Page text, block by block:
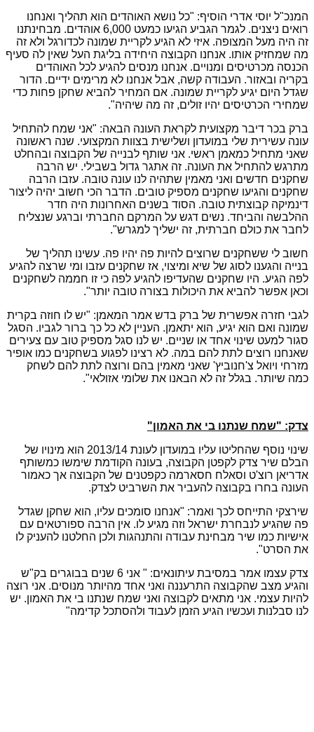
המנכ"ל יוסי אדרי הוסיף: "כל נושא האוהדים הוא תהליך ואנחנו
רואים ניצנים. לגמר הגביע הגיעו כמעט 6,000 אוהדים. מבחינתנו
זה היה מעל המצופה. איזי לא הגיע לקריית שמונה לכדורגל ולא זה
מה שמחזיק אותו. אנחנו הקבוצה היחידה בליגת העל שאין לה סעיף
הכנסה מכרטיסים ומנויים. אנחנו מנסים להגיע לכל האוהדים
בקריה ובאזור. העבודה קשה, אבל אנחנו לא מרימים ידיים. הדור
שגדל היום יגיע לקריית שמונה. אם המחיר להביא שחקן פחות כדי
שמחירי הכרטיסים יהיו זולים, זה מה שיהיה".
ברק בכר דיבר מקצועית לקראת העונה הבאה: "אני שמח להתחיל
עונה עשירית שלי במועדון ושלישית בצוות המקצועי. שנה ראשונה
שאני מתחיל כמאמן ראשי. אני שותף לבנייה של הקבוצה ובהחלט
מתרגש להתחיל את העונה. זה אתגר גדול בשבילי. יש הרבה
שחקנים חדשים ואני מאמין שתהיה לנו עונה טובה. עזבו הרבה
שחקנים והגיעו שחקנים מספיק טובים. הדבר הכי חשוב יהיה ליצור
דינמיקה קבוצתית טובה. הסוד בשנים האחרונות היה חדר
ההלבשה והביחד. נשים דגש על המרקם החברתי וברגע שנצליח
לחבר את כולם חברתית, זה ישליך למגרש".
חשוב לי ששחקנים שרוצים להיות פה יהיו פה. עשינו תהליך של
בנייה והגענו לסוג של שיא ומיצוי, אז שחקנים עזבו ומי שרצה להגיע
לפה הגיע. היו שחקנים שהעדיפו להגיע לפה כי זו חממה לשחקנים
וכאן אפשר להביא את היכולות בצורה טובה יותר".
לגבי חזרה אפשרית של ברק בדש אמר המאמן: "יש לו חוזה בקרית
שמונה ואם הוא יגיע, הוא יתאמן. העניין לא כל כך ברור לגביו. הסגל
סגור למעט שינוי אחד או שניים. יש לנו סגל מספיק טוב עם צעירים
שאנחנו רוצים לתת להם במה. לא רצינו לפגוע בשחקנים כמו אופיר
מזרחי ויואל צ'חנוביץ' שאני מאמין בהם ורוצה לתת להם לשחק
כמה שיותר. בגלל זה לא הבאנו את שלומי אזולאי".
צדק: "שמח שנתנו בי את האמון"
שינוי נוסף שהחליטו עליו במועדון לעונת 2013/14 הוא מינויו של
הבלם שיר צדק לקפטן הקבוצה, בעונה הקודמת שימשו כמשותף
אדריאן רוצ'ט וסאלח חסארמה כקפטנים של הקבוצה אך כאמור
העונה בחרו בקבוצה להעביר את השרביט לצדק.
שירצקי התייחס לכך ואמר: "אנחנו סומכים עליו, הוא שחקן שגדל
פה שהגיע לנבחרת ישראל וזה מגיע לו. אין הרבה ספורטאים עם
אישיות כמו שיר מבחינת עבודה והתנהגות ולכן החלטנו להעניק לו
את הסרט".
צדק עצמו אמר במסיבת עיתונאים: " אני 6 שנים בבוגרים בק"ש
והגיע מצב שהקבוצה התרעננה ואני אחד מהיותר מנוסים. אני רוצה
להיות עצמי. אני מתאים לקבוצה ואני שמח שנתנו בי את האמון. יש
לנו סבלנות ועכשיו הגיע הזמן לעבוד ולהסתכל קדימה"